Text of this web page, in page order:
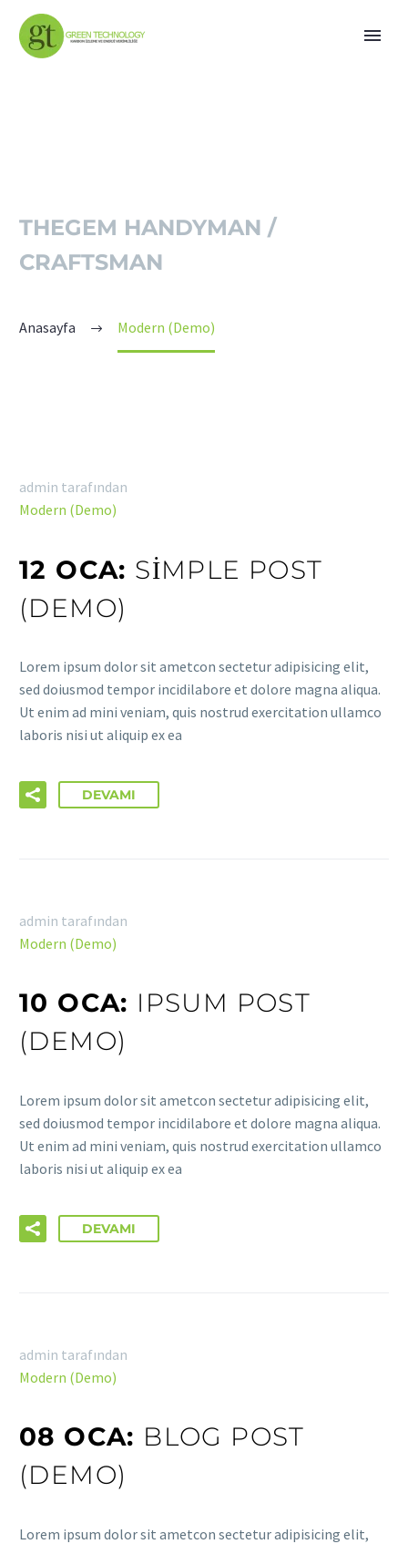
THEGEM HANDYMAN /
CRAFTSMAN
Anasayfa Modern (Demo)
admin tarafından
Modern (Demo)
12 OCA: SIMPLE POST
(DEMO)
Lorem ipsum dolor sit ametcon sectetur adipisicing elit,
sed doiusmod tempor incidilabore et dolore magna aliqua.
Ut enim ad mini veniam, quis nostrud exercitation ullamco
laboris nisi ut aliquip ex ea
DEVAMI
admin tarafından
Modern (Demo)
10 OCA: IPSUM POST
(DEMO)
Lorem ipsum dolor sit ametcon sectetur adipisicing elit,
sed doiusmod tempor incidilabore et dolore magna aliqua.
Ut enim ad mini veniam, quis nostrud exercitation ullamco
laboris nisi ut aliquip ex ea
DEVAMI
admin tarafından
Modern (Demo)
08 OCA: BLOG POST
(DEMO)
Lorem ipsum dolor sit ametcon sectetur adipisicing elit,